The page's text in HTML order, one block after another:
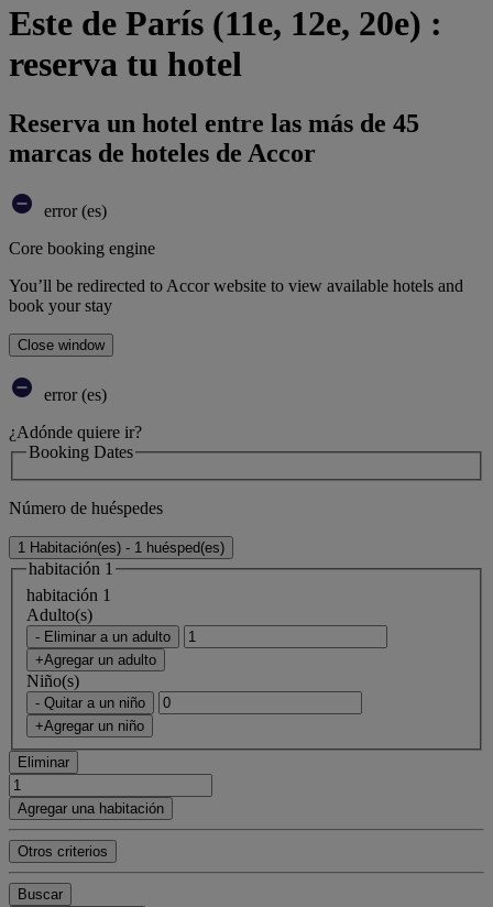
Este de París (11e, 12e, 20e) :
reserva tu hotel
Reserva un hotel entre las más de 45
marcas de hoteles de Accor
error (es)
Core booking engine
You’ll be redirected to Accor website to view available hotels and
book your stay
Close window
error (es)
¿Adónde quiere ir?
Booking Dates
Número de huéspedes
1 Habitación(es) - 1 huésped(es)
habitación 1
habitación 1
Adulto(s)
- Eliminar a un adulto
+Agregar un adulto
Niño(s)
- Quitar a un niño
+Agregar un niño
Eliminar
Agregar una habitación
Otros criterios
Buscar